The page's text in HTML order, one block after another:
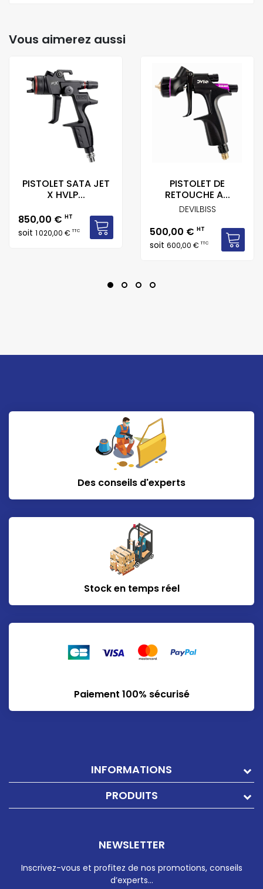
Vous aimerez aussi
PISTOLET SATA JET
X HVLP...
Prix
850,00 € HT
soit 1 020,00 €TTC
PISTOLET DE
RETOUCHE A...
DEVILBISS
Prix
500,00 € HT
soit 600,00 €TTC
Des conseils d'experts
Stock en temps réel
Paiement 100% sécurisé
INFORMATIONS
PRODUITS
NEWSLETTER
Inscrivez-vous et profitez de nos promotions, conseils
d’experts…